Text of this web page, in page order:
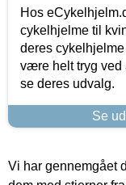
Hos
cykelhjelme til
deres
være helt tryg ved
se deres udvalg.
Se
Vi har gennemgået